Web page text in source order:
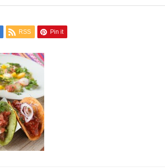
RSS Pin it